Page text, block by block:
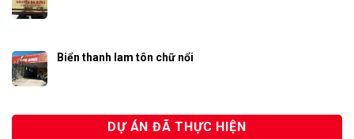
Biển thanh lam tôn chữ nổi
DỰ ÁN ĐÃ THỰC HIỆN